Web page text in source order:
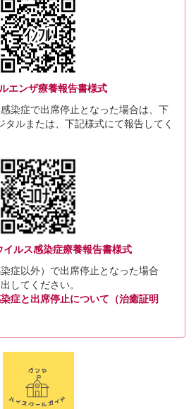
エンザ療養報告書様式
染症で出席停止となった場合は、下
ルまたは、下記様式にて報告してく
ルス感染症療養報告書様式
症以外）で出席停止となった場合
してください。
症と出席停止について（治癒証明